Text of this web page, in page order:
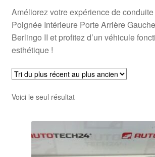
Améliorez votre expérience de
Poignée Intérieure Porte Arrière
Berlingo II et profitez d’un véhicule
esthétique !
Voici le seul résultat